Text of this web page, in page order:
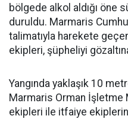
bölgede alkol aldığı öne
duruldu. Marmaris
talimatıyla harekete
ekipleri, şüpheliyi
Yangında yaklaşık 10
Marmaris Orman İşletme
ekipleri ile itfaiye